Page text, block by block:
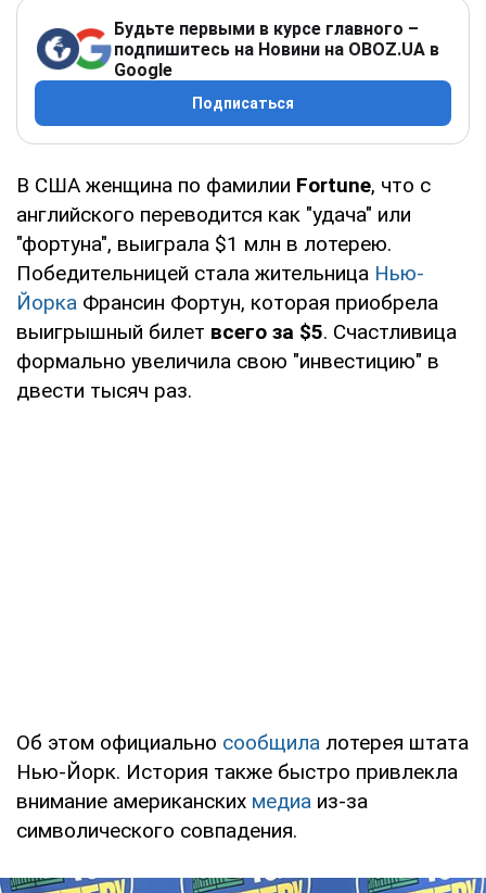
Будьте первыми в курсе главного –
подпишитесь на Новини на OBOZ.UA в
Google
Подписаться
В США женщина по фамилии Fortune, что с
английского переводится как "удача" или
"фортуна", выиграла $1 млн в лотерею.
Победительницей стала жительница Нью-
Йорка Франсин Фортун, которая приобрела
выигрышный билет всего за $5. Счастливица
формально увеличила свою "инвестицию" в
двести тысяч раз.
Об этом официально сообщила лотерея штата
Нью-Йорк. История также быстро привлекла
внимание американских медиа из-за
символического совпадения.